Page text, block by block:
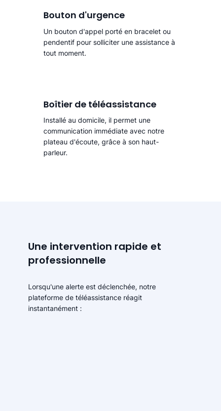
Bouton d'urgence
Un bouton d'appel porté en bracelet ou
pendentif pour solliciter une assistance à
tout moment.
Boîtier de téléassistance
Installé au domicile, il permet une
communication immédiate avec notre
plateau d'écoute, grâce à son haut-
parleur.
Une intervention rapide et
professionnelle
Lorsqu'une alerte est déclenchée, notre
plateforme de téléassistance réagit
instantanément :